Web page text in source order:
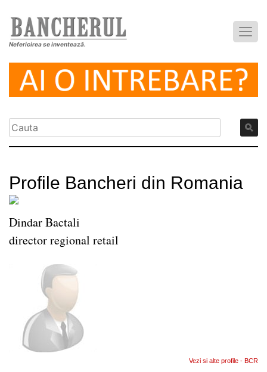
Nefericirea se inventează.
Profile Bancheri din Romania
Dindar Bactali
director regional retail
Vezi si alte profile - BCR